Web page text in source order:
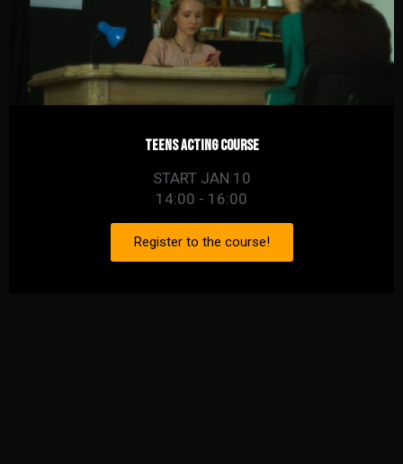
Teens Acting COURSE
START JAN 10
14:00 - 16:00
Register to the course!